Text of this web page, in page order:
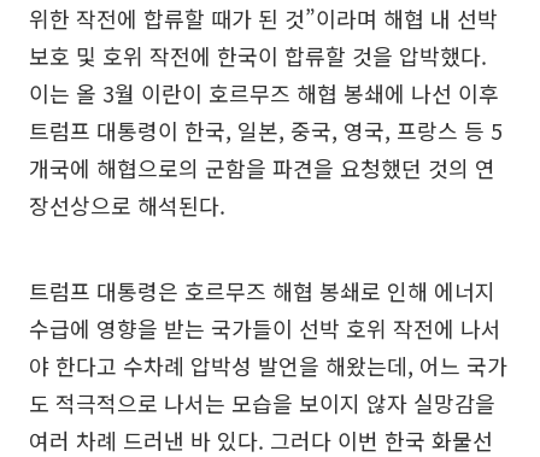
위한 작전에 합류할 때가 된 것”이라며 해협 내 선박
보호 및 호위 작전에 한국이 합류할 것을 압박했다.
이는 올 3월 이란이 호르무즈 해협 봉쇄에 나선 이후
트럼프 대통령이 한국, 일본, 중국, 영국, 프랑스 등 5
개국에 해협으로의 군함을 파견을 요청했던 것의 연
장선상으로 해석된다.
트럼프 대통령은 호르무즈 해협 봉쇄로 인해 에너지
수급에 영향을 받는 국가들이 선박 호위 작전에 나서
야 한다고 수차례 압박성 발언을 해왔는데, 어느 국가
도 적극적으로 나서는 모습을 보이지 않자 실망감을
여러 차례 드러낸 바 있다. 그러다 이번 한국 화물선